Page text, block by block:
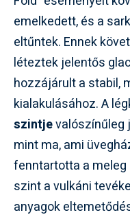
emelkedett, és a
eltűntek. Ennek
léteztek jelentős
hozzájárult a stabil,
kialakulásához. A
szintjevalószínűleg
mint ma, ami
fenntartotta a meleg
szint a vulkáni
anyagok